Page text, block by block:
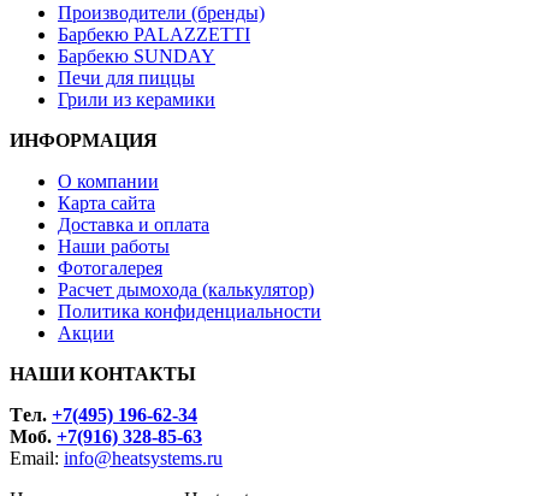
Производители (бренды)
Барбекю PALAZZETTI
Барбекю SUNDAY
Печи для пиццы
Грили из керамики
ИНФОРМАЦИЯ
О компании
Карта сайта
Доставка и оплата
Наши работы
Фотогалерея
Расчет дымохода (калькулятор)
Политика конфиденциальности
Акции
НАШИ КОНТАКТЫ
Tел. +7(495) 196-62-34
Моб. +7(916) 328-85-63
Email: info@heatsystems.ru